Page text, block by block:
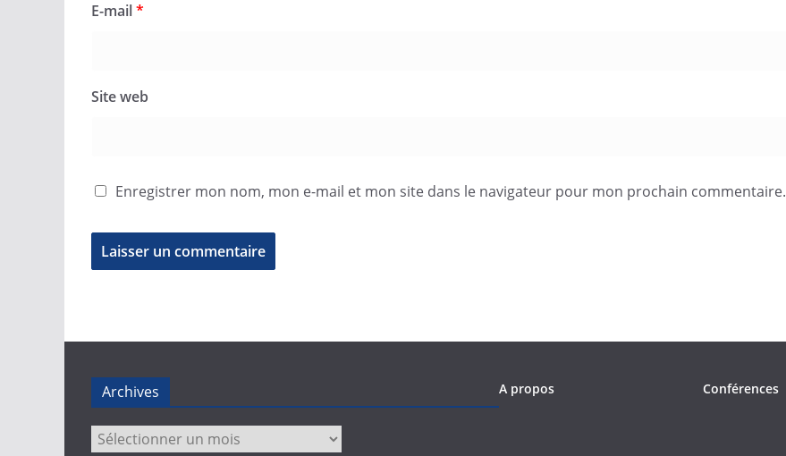
E-mail*
Site web
Enregistrer mon nom, mon e-mail et mon site dans le navigateur pour mon prochain commentaire.
Archives
Archives
A propos Conférences